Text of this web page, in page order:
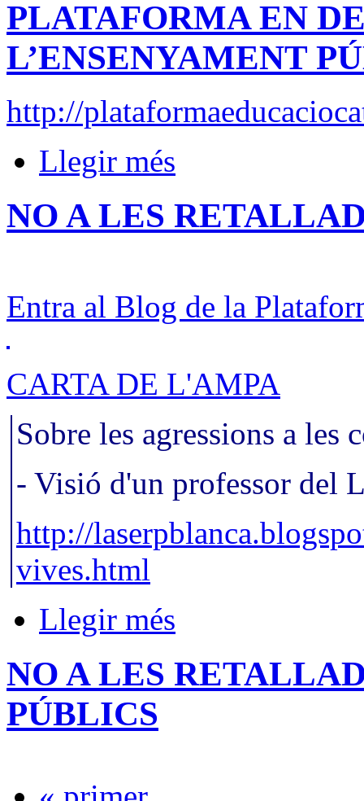
PLATAFORMA EN
L’ENSENYAMENT
http://
Llegir més
NO A LES
Entra al Blog de la
CARTA DE L'AMPA
Sobre les agressions a les
- Visió d'un professor del
http://
vives.html
Llegir més
NO A LES
PÚBLICS